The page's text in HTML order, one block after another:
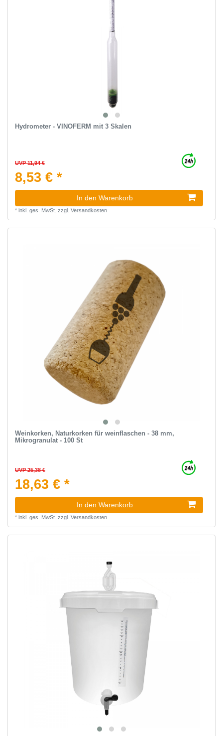
Hydrometer - VINOFERM mit 3 Skalen
UVP 11,94 €
8,53 € *
In den Warenkorb
* inkl. ges. MwSt. zzgl. Versandkosten
Weinkorken, Naturkorken für weinflaschen - 38 mm,
Mikrogranulat - 100 St
UVP 25,38 €
18,63 € *
In den Warenkorb
* inkl. ges. MwSt. zzgl. Versandkosten